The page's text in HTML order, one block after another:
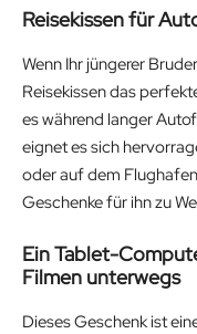
Reisekissen für
Wenn Ihr jüngerer
Reisekissen das
es während langer
eignet es sich
oder auf dem
Geschenke für ihn zu
Ein Tablet-
Filmen unterwegs
Dieses Geschenk ist